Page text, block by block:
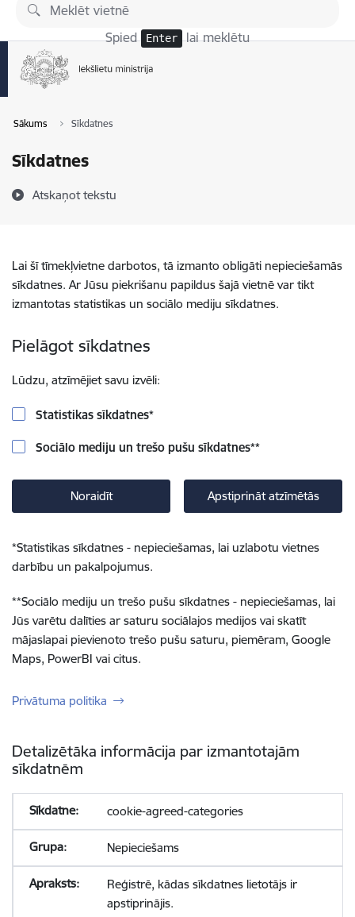
Pāriet uz lapas saturu
Spied Enter lai meklētu
Sākums Sīkdatnes
Sīkdatnes
Atskaņot tekstu
Lai šī tīmekļvietne darbotos, tā izmanto obligāti nepieciešamās
sīkdatnes. Ar Jūsu piekrišanu papildus šajā vietnē var tikt
izmantotas statistikas un sociālo mediju sīkdatnes.
Pielāgot sīkdatnes
Lūdzu, atzīmējiet savu izvēli:
Statistikas sīkdatnes*
Sociālo mediju un trešo pušu sīkdatnes**
Noraidīt Apstiprināt atzīmētās
*Statistikas sīkdatnes - nepieciešamas, lai uzlabotu vietnes
darbību un pakalpojumus.
**Sociālo mediju un trešo pušu sīkdatnes - nepieciešamas, lai
Jūs varētu dalīties ar saturu sociālajos medijos vai skatīt
mājaslapai pievienoto trešo pušu saturu, piemēram, Google
Maps, PowerBI vai citus.
Privātuma politika
Detalizētāka informācija par izmantotajām
sīkdatnēm
cookie-agreed-categories
Nepieciešams
Reģistrē, kādas sīkdatnes lietotājs ir
apstiprinājis.